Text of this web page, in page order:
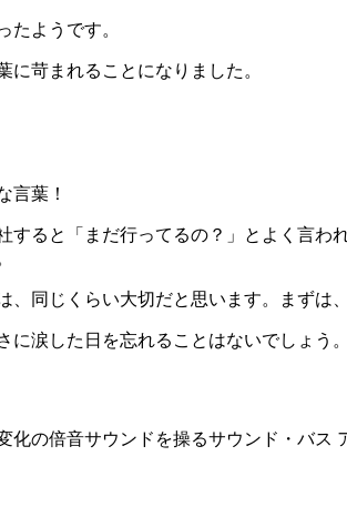
ようです。
苛まれることになりました。
言葉！
ると「まだ行ってるの？」とよく言
同じくらい大切だと思います。まずは
涙した日を忘れることはないでしょう。
の倍音サウンドを操るサウンド・バス